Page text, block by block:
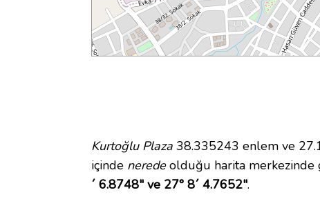
Kurtoğlu Plaza 38.335243 enlem ve
içinde neredeolduğu harita merkezinde
´ 6.8748" ve 27° 8´ 4.7652".